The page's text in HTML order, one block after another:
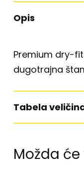
Opis
Premium dry-
dugotrajna
Tabela
Možda